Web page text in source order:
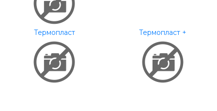
Термопласт Термопласт +